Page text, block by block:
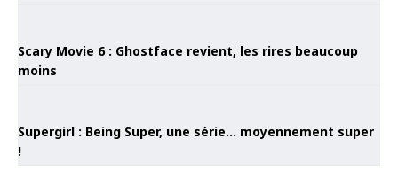
Scary Movie 6 : Ghostface revient, les rires beaucoup
moins
Supergirl : Being Super, une série… moyennement super
!